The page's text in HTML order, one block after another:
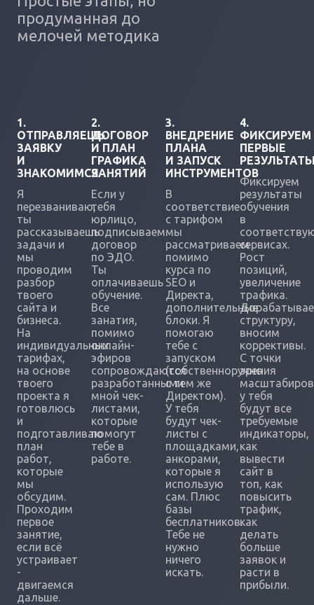
продуманная до
мелочей методика
1.
ОТПРАВЛЯЕШЬ
ЗАЯВКУ
И
ЗНАКОМИМСЯ
Я
перезваниваю,
ты
рассказываешь
задачи и
мы
проводим
разбор
твоего
сайта и
бизнеса.
На
индивидуальных
тарифах,
на основе
твоего
проекта я
готовлюсь
и
подготавливаю
план
работ,
которые
мы
обсудим.
Проходим
первое
занятие,
если всё
устраивает
-
двигаемся
дальше.
2.
ДОГОВОР
И ПЛАН
ГРАФИКА
ЗАНЯТИЙ
Если у
тебя
юрлицо,
подписываем
договор
по ЭДО.
Ты
оплачиваешь
обучение.
Все
занатия,
помимо
онлайн-
эфиров
сопровождаются
разработанными
мной чек-
листами,
которые
помогут
тебе в
работе.
3.
ВНЕДРЕНИЕ
ПЛАНА
И ЗАПУСК
ИНСТРУМЕНТОВ
В
соответствие
с тарифом
мы
рассматриваем
помимо
курса по
SEO и
Директа,
дополнительные
блоки. Я
помогаю
тебе с
запуском
(собственноручно
с тем же
Директом).
У тебя
будут чек-
листы с
площадками,
анкорами,
которые я
использую
сам. Плюс
базы
бесплатников.
Тебе не
нужно
ничего
искать.
4.
ФИКСИРУЕМ
ПЕРВЫЕ
Фиксируем
результаты
обучения
в
сервисах.
Рост
позиций,
увеличение
трафика.
структуру,
вносим
коррективы.
С точки
зрения
у тебя
будут все
требуемые
индикаторы,
как
вывести
сайт в
топ, как
повысить
трафик,
как
делать
больше
заявок и
расти в
прибыли.